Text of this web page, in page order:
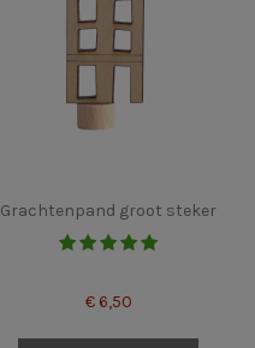
Grachtenpand groot steker
€ 6,50